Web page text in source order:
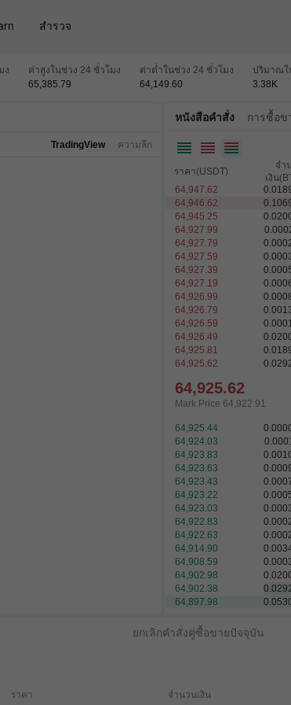
สํารวจ
ง
ค่าสูงในช่วง 24 ชั่วโมง
65,385.79
ค่าต่ำในช่วง 24 ชั่วโมง
64,149.60
ปริมาณใ
3.38 K
TradingView ความลึก
หนังสือคำสั่ง การซื้อข
ราคา(USDT)
จำ
เงิน
64,947.62
64,946.62
64,945.25
64,927.99
64,927.79
64,927.59
64,927.39
64,927.19
64,926.99
64,926.79
64,926.59
64,926.49
64,925.81
64,925.62
64,925.62
Mark Price 64,922.91
64,925.44
64,924.03
64,923.83
64,923.63
64,923.43
64,923.22
64,923.03
64,922.83
64,922.63
64,914.90
64,908.59
64,902.98
64,902.38
64,897.98
ยกเลิกคำสั่งคู่ซื้อขายปัจจุบัน
ราคา จำนวนเงิน